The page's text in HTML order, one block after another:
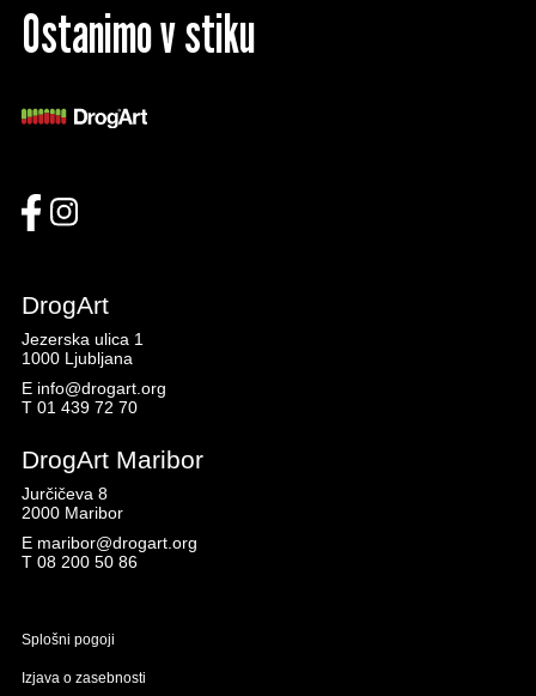
Ostanimo v stiku
DrogArt
Jezerska ulica 1
1000 Ljubljana
E info@drogart.org
T 01 439 72 70
DrogArt Maribor
Jurčičeva 8
2000 Maribor
E maribor@drogart.org
T 08 200 50 86
Splošni pogoji
Izjava o zasebnosti